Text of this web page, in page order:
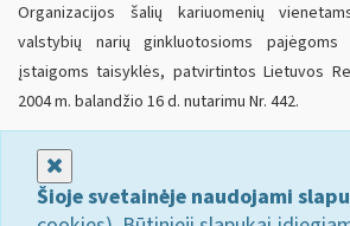
Organizacijos šalių kariuomenių
valstybių narių ginkluotosioms
įstaigoms taisyklės, patvirtintos Lietuvos
2004 m. balandžio 16 d. nutarimu Nr. 442.
Šioje svetainėje naudojami